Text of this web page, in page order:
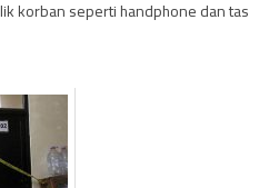
korban seperti handphone dan tas